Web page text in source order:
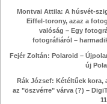
Montvai Attila: A húsvét-
Eiffel-torony, azaz a
valóság – Egy
fotográfiáról –
Fejér Zoltán: Polaroid –
új
Rák József: Kétéltűek kora,
az "öszvérre" várva (?) –